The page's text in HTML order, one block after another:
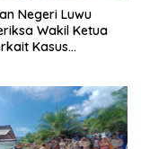
Negeri Luwu
Ketua